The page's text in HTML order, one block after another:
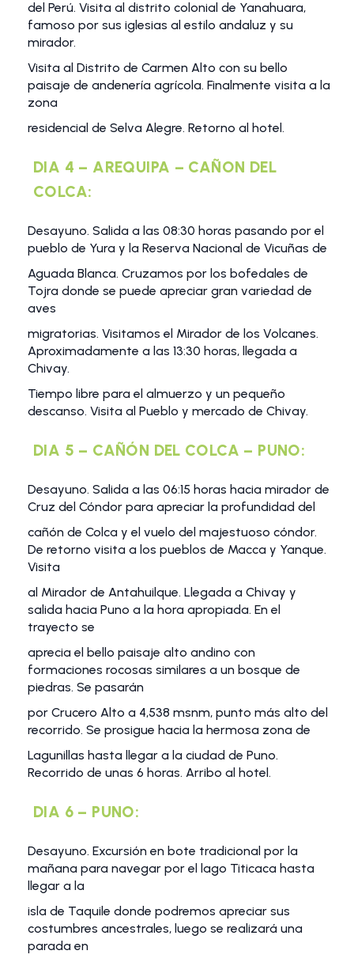
del Perú. Visita al distrito colonial de Yanahuara,
famoso por sus iglesias al estilo andaluz y su
mirador.
Visita al Distrito de Carmen Alto con su bello
paisaje de andenería agrícola. Finalmente visita a la
zona
residencial de Selva Alegre. Retorno al hotel.
DIA 4 – AREQUIPA – CAÑON DEL
COLCA:
Desayuno. Salida a las 08:30 horas pasando por el
pueblo de Yura y la Reserva Nacional de Vicuñas de
Aguada Blanca. Cruzamos por los bofedales de
Tojra donde se puede apreciar gran variedad de
aves
migratorias. Visitamos el Mirador de los Volcanes.
Aproximadamente a las 13:30 horas, llegada a
Chivay.
Tiempo libre para el almuerzo y un pequeño
descanso. Visita al Pueblo y mercado de Chivay.
DIA 5 – CAÑÓN DEL COLCA – PUNO:
Desayuno. Salida a las 06:15 horas hacia mirador de
Cruz del Cóndor para apreciar la profundidad del
cañón de Colca y el vuelo del majestuoso cóndor.
De retorno visita a los pueblos de Macca y Yanque.
Visita
al Mirador de Antahuilque. Llegada a Chivay y
salida hacia Puno a la hora apropiada. En el
trayecto se
aprecia el bello paisaje alto andino con
formaciones rocosas similares a un bosque de
piedras. Se pasarán
por Crucero Alto a 4,538 msnm, punto más alto del
recorrido. Se prosigue hacia la hermosa zona de
Lagunillas hasta llegar a la ciudad de Puno.
Recorrido de unas 6 horas. Arribo al hotel.
DIA 6 – PUNO:
Desayuno. Excursión en bote tradicional por la
mañana para navegar por el lago Titicaca hasta
llegar a la
isla de Taquile donde podremos apreciar sus
costumbres ancestrales, luego se realizará una
parada en